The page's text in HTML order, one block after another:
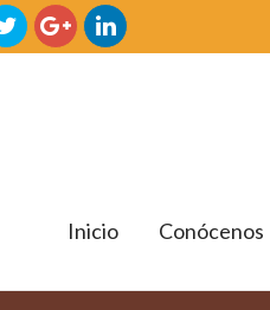
Inicio Conócenos